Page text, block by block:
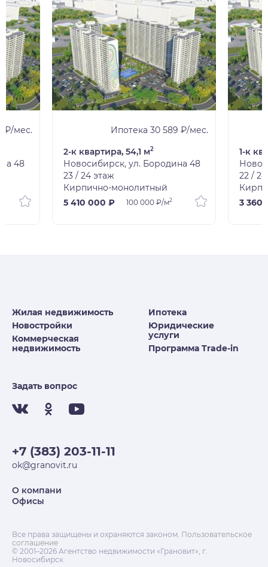
₽/мес.
48
Ипотека 30 589 ₽/мес.
2-к квартира, 54,1 м2
Новосибирск, ул. Бородина 48
23 / 24 этаж
Кирпично-монолитный
5 410 000 ₽
100 000 ₽/м2
1-к
22 /
3 360
Жилая недвижимость
Новостройки
Коммерческая
недвижимость
Ипотека
Юридические
услуги
Программа Trade-in
Задать вопрос
+7 (383) 203-11-11
ok@granovit.ru
О компани
Офисы
Все права защищены и охраняются законом. Пользовательское
соглашение
© 2001–2026 Агентство недвижимости «Грановит», г.
Новосибирск